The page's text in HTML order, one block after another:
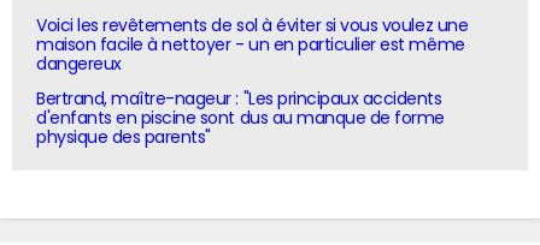
Voici les revêtements de sol à éviter si vous voulez une
maison facile à nettoyer - un en particulier est même
dangereux
Bertrand, maître-nageur : "Les principaux accidents
d'enfants en piscine sont dus au manque de forme
physique des parents"